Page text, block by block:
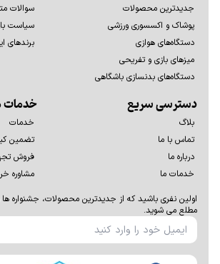
جدیدترین محصولات
پوشاک و اکسسوری ورزشی
دستگاه‌های هوازی
میزهای بازی و تفریحی
دستگاه‌های بدنسازی باشگاهی
سوالات
سیاست
برندهای
دسترسی سریع
بلاگ
تماس با ما
درباره ما
خدمات ما
خدمات
خدمات
تضمین
فروش
مشاوره
اولين نفری باشيد كه از جديدترين محصولات، جشنواره
مطلع می شوید.